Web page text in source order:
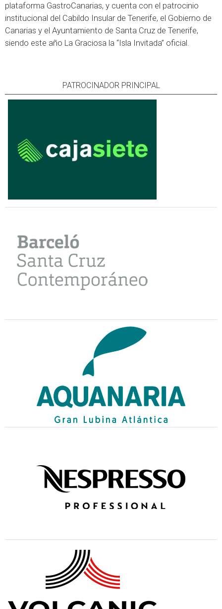
plataforma GastroCanarias, y cuenta con el patrocinio
institucional del Cabildo Insular de Tenerife, el Gobierno de
Canarias y el Ayuntamiento de Santa Cruz de Tenerife,
siendo este año La Graciosa la “Isla Invitada” oficial.
PATROCINADOR PRINCIPAL